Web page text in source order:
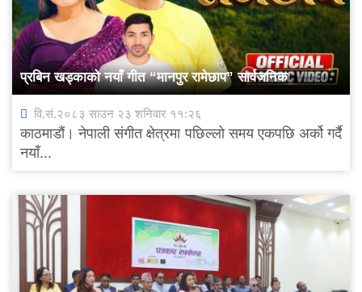
प्रबिन खड्काको नयाँ गीत “मानपुर रामेछाप” सार्वजनिक
वि.सं.२०८३ साउन २३ शनिवार ११:२६
काठमाडौं। नेपाली संगीत क्षेत्रमा पछिल्लो समय एकपछि अर्को गर्दै
नयाँ...